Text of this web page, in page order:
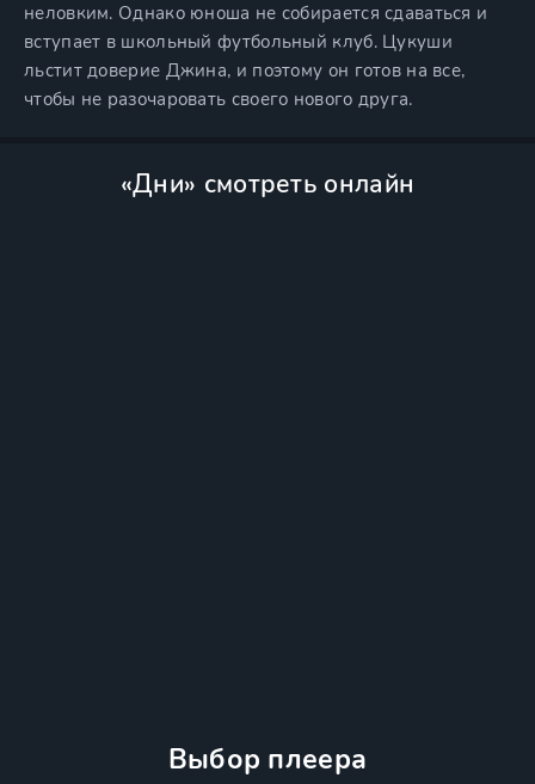
неловким. Однако юноша не собирается сдаваться и
вступает в школьный футбольный клуб. Цукуши
льстит доверие Джина, и поэтому он готов на все,
чтобы не разочаровать своего нового друга.
«Дни» смотреть онлайн
Выбор плеера